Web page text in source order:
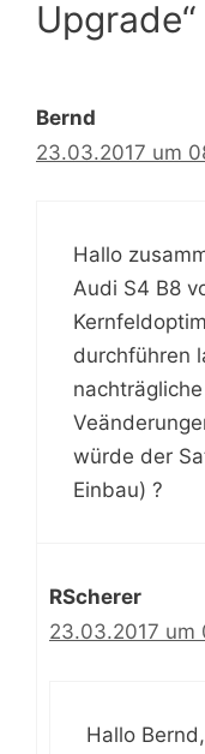
Upgrade“
Bernd
23.03.2017 um
Hallo
Audi S4 B8
durchführen
würde der
Einbau) ?
RScherer
23.03.2017 um
Hallo